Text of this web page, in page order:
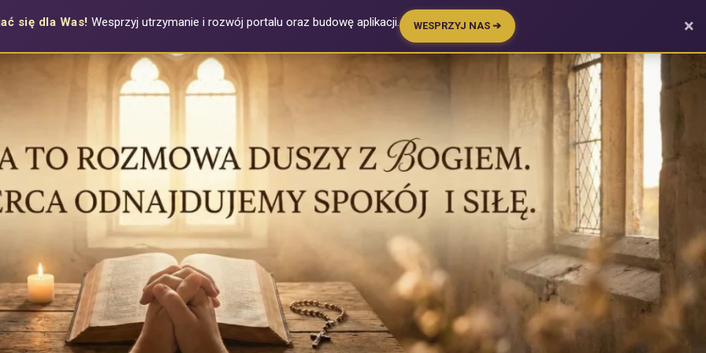
się dla Was! Wesprzyj utrzymanie i rozwój portalu oraz budowę aplikacji. WESPRZYJ NAS ➔ ×